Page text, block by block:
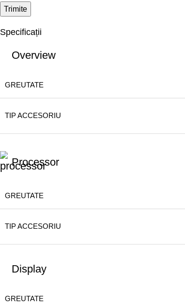
Specificații
Overview
GREUTATE
TIP ACCESORIU
Processor
GREUTATE
TIP ACCESORIU
Display
GREUTATE